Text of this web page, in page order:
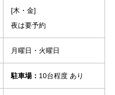
[木・金]
夜は要予約
月曜日・火曜日
駐車場： 10台程度 あり